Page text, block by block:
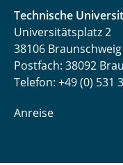
Technische
Universitätsplatz 2
38106 Braunschweig
Postfach: 38092
Telefon: +49 (0) 531
Anreise